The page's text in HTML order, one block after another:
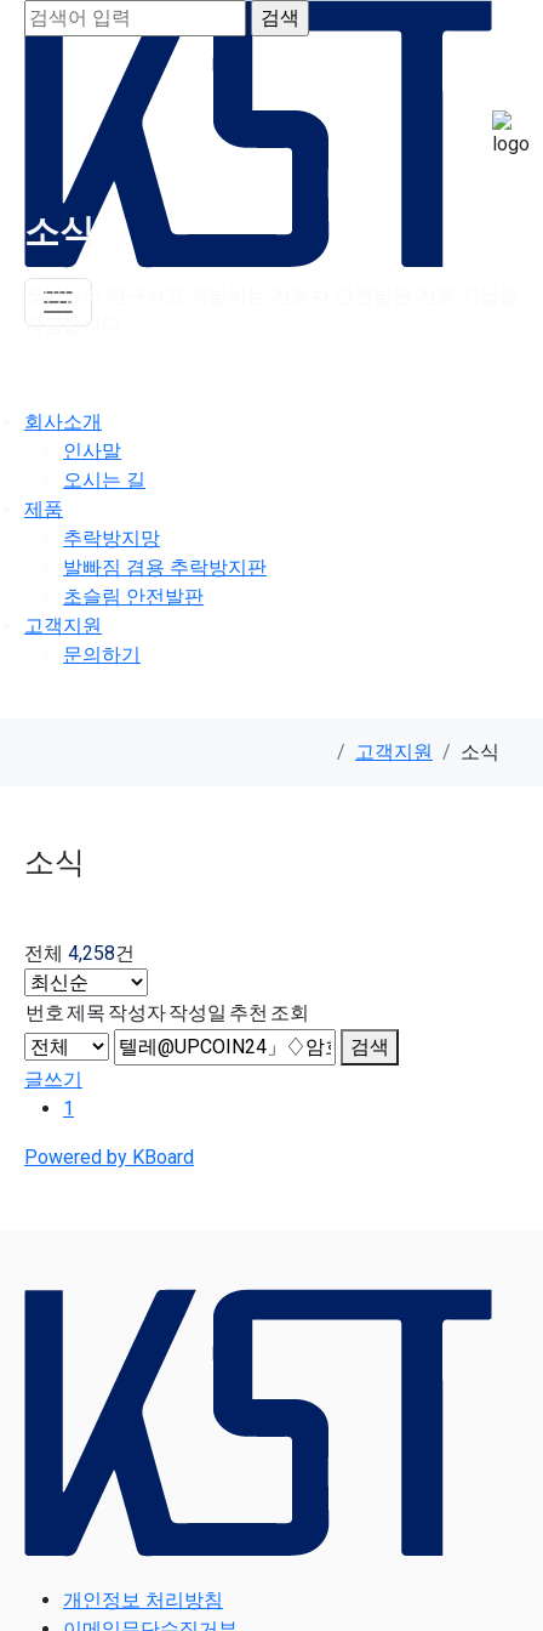
소식
끊임없이 연구하고 개발하는 전동차 안전발판 전문 기업을
지향합니다.
회사소개
인사말
오시는 길
제품
추락방지망
발빠짐 겸용 추락방지판
초슬림 안전발판
고객지원
문의하기
고객지원 소식
소식
전체 4,258건
번호제목 작성자작성일 추천 조회
검색
글쓰기
1
Powered by KBoard
개인정보 처리방침